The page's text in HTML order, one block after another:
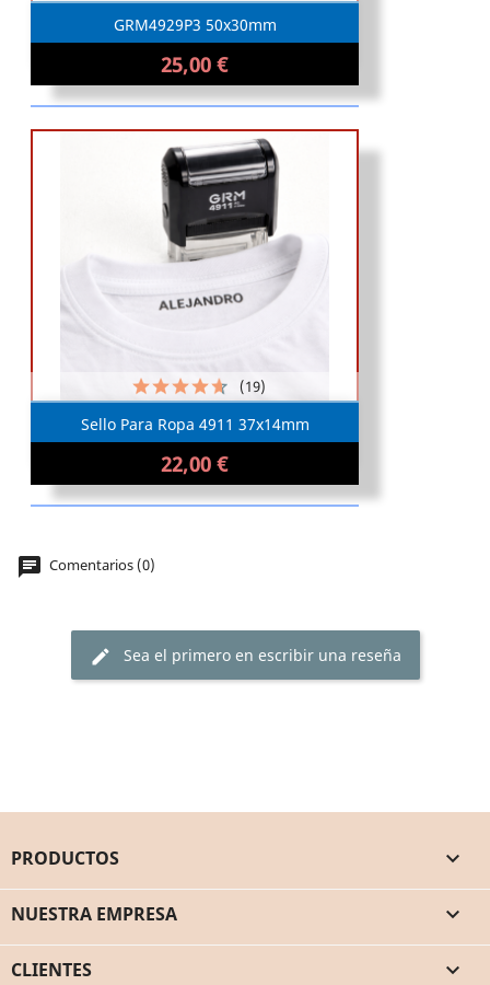
GRM4929P3 50x30mm
25,00 €
Sello Para Ropa 4911 37x14mm
22,00 €
(19)
chat Comentarios (0)
edit Sea el primero en escribir una reseña
PRODUCTOS 
NUESTRA EMPRESA 
CLIENTES 